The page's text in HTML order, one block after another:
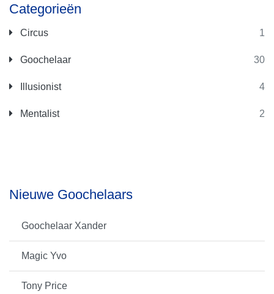
Categorieën
Circus 1
Goochelaar 30
Illusionist 4
Mentalist 2
Nieuwe Goochelaars
Goochelaar Xander
Magic Yvo
Tony Price